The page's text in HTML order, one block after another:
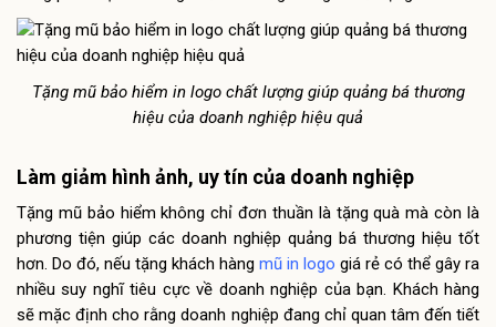
Tặng mũ bảo hiểm in logo chất lượng giúp quảng bá thương
hiệu của doanh nghiệp hiệu quả
Làm giảm hình ảnh, uy tín của doanh nghiệp
Tặng mũ bảo hiểm không chỉ đơn thuần là tặng quà mà còn là
phương tiện giúp các doanh nghiệp quảng bá thương hiệu tốt
hơn. Do đó, nếu tặng khách hàng mũ in logo giá rẻ có thể gây ra
nhiều suy nghĩ tiêu cực về doanh nghiệp của bạn. Khách hàng
sẽ mặc định cho rằng doanh nghiệp đang chỉ quan tâm đến tiết